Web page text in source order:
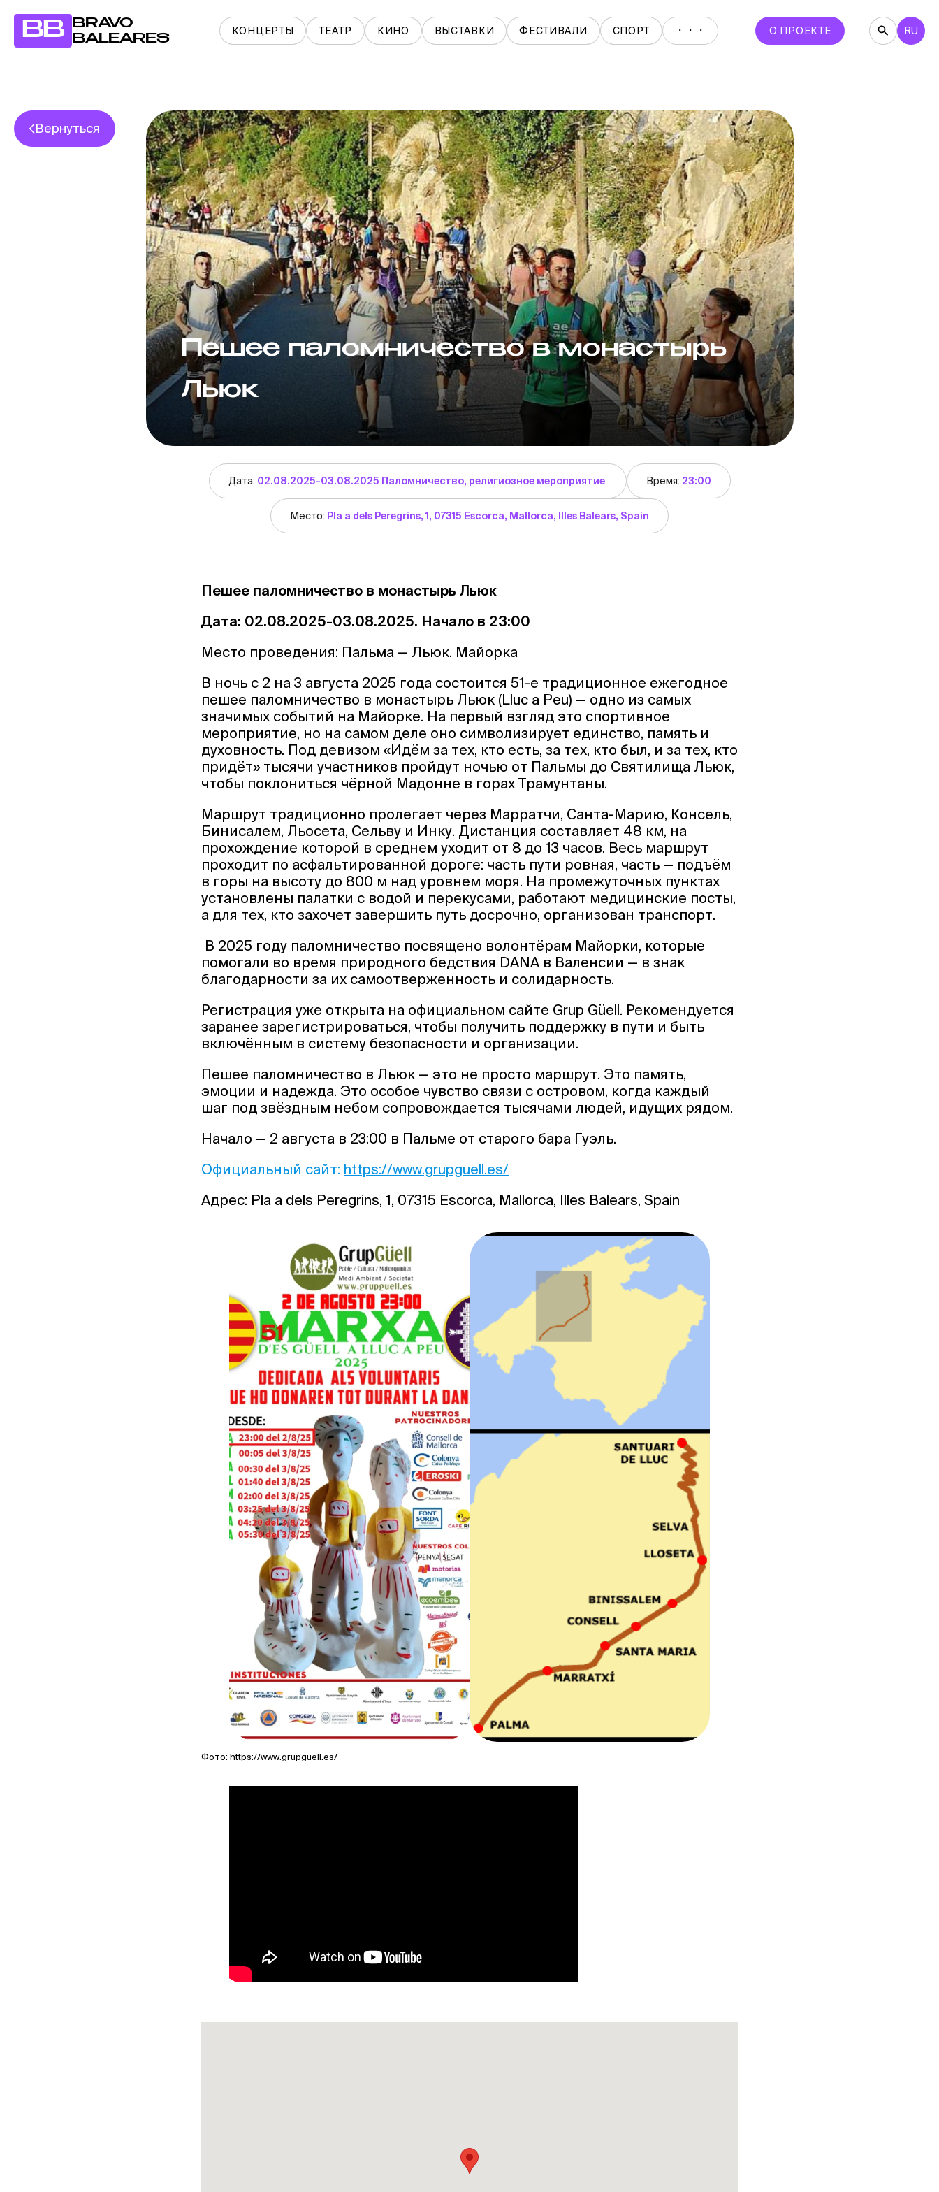
BB
BRAVO
BALEARES
КОНЦЕРТЫ ТЕАТР КИНО ВЫСТАВКИ ФЕСТИВАЛИ СПОРТ ・・・ О ПРОЕКТЕ RU
Вернуться
Пешее паломничество в монастырь
Льюк
Дата: 02.08.2025-03.08.2025 Паломничество, религиозное мероприятие Время: 23:00
Место: Pla a dels Peregrins, 1, 07315 Escorca, Mallorca, Illes Balears, Spain
Пешее паломничество в монастырь Льюк
Дата: 02.08.2025-03.08.2025. Начало в 23:00
Место проведения: Пальма — Льюк. Майорка
В ночь с 2 на 3 августа 2025 года состоится 51-е традиционное ежегодное
пешее паломничество в монастырь Льюк (Lluc a Peu) — одно из самых
значимых событий на Майорке. На первый взгляд это спортивное
мероприятие, но на самом деле оно символизирует единство, память и
духовность. Под девизом «Идём за тех, кто есть, за тех, кто был, и за тех, кто
придёт» тысячи участников пройдут ночью от Пальмы до Святилища Льюк,
чтобы поклониться чёрной Мадонне в горах Трамунтаны.
Маршрут традиционно пролегает через Марратчи, Санта-Марию, Консель,
Бинисалем, Льосета, Сельву и Инку. Дистанция составляет 48 км, на
прохождение которой в среднем уходит от 8 до 13 часов. Весь маршрут
проходит по асфальтированной дороге: часть пути ровная, часть — подъём
в горы на высоту до 800 м над уровнем моря. На промежуточных пунктах
установлены палатки с водой и перекусами, работают медицинские посты,
а для тех, кто захочет завершить путь досрочно, организован транспорт.
В 2025 году паломничество посвящено волонтёрам Майорки, которые
помогали во время природного бедствия DANA в Валенсии — в знак
благодарности за их самоотверженность и солидарность.
Регистрация уже открыта на официальном сайте Grup Güell. Рекомендуется
заранее зарегистрироваться, чтобы получить поддержку в пути и быть
включённым в систему безопасности и организации.
Пешее паломничество в Льюк — это не просто маршрут. Это память,
эмоции и надежда. Это особое чувство связи с островом, когда каждый
шаг под звёздным небом сопровождается тысячами людей, идущих рядом.
Начало — 2 августа в 23:00 в Пальме от старого бара Гуэль.
Официальный сайт: https://www.grupguell.es/
Адрес: Pla a dels Peregrins, 1, 07315 Escorca, Mallorca, Illes Balears, Spain
Фото: https://www.grupguell.es/